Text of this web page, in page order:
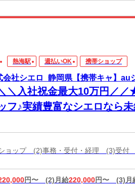
熱海駅 週払いOK 携帯ショップ
会社シエロ_静岡県【携帯キャ】au
＼入社祝金最大10万円／／
フ♪実績豊富なシエロなら
ョップ (2)事務・受付・経理 (3)受付
円〜 (2)月給220,000円〜 (3)月